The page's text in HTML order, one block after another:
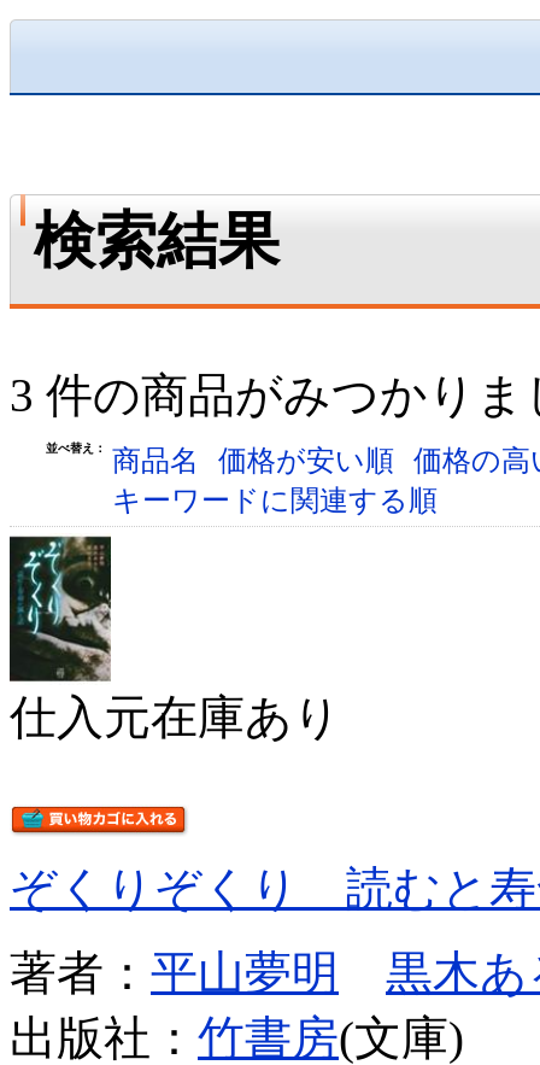
検索結果
3 件の商品がみつかりま
並べ替え： 商品名 価格が安い順 価格の
キーワードに関連する順
仕入元在庫あり
ぞくりぞくり 読むと寿
著者： 平山夢明
黒木
出版社： 竹書房(文庫)